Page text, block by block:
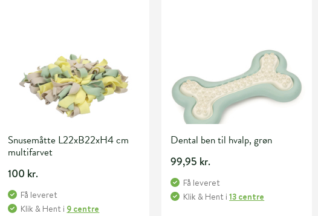
Snusemåtte L22xB22xH4 cm
multifarvet
100 kr.
Få leveret
Klik & Hent i 9 centre
Dental ben til hvalp, grøn
99,95 kr.
Få leveret
Klik & Hent i13 centre